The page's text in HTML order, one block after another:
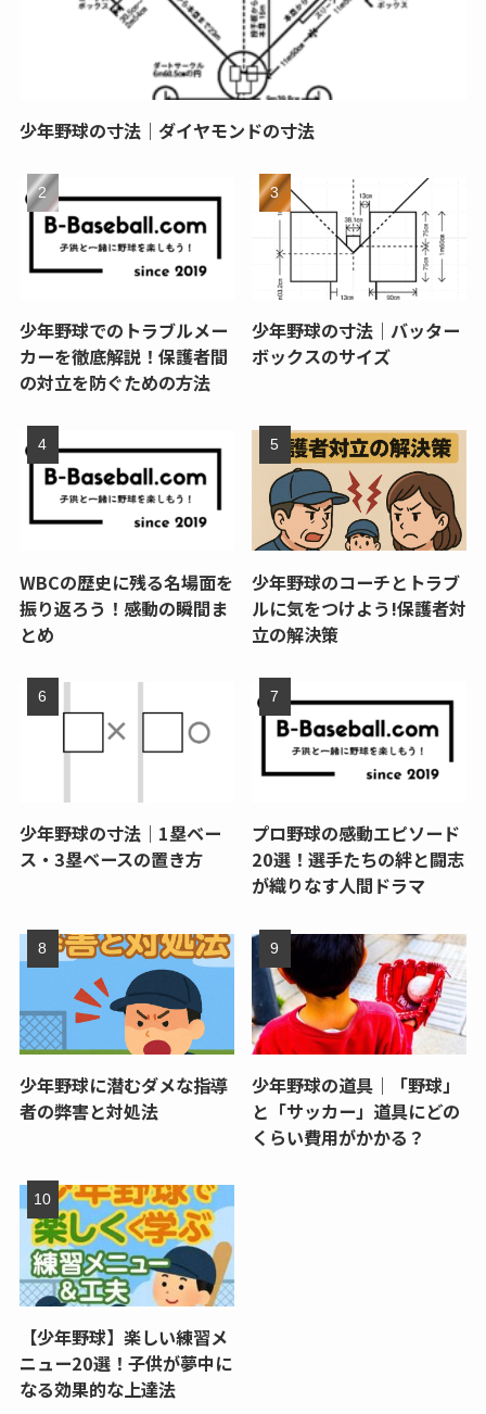
少年野球の寸法｜ダイヤモンドの寸法
少年野球でのトラブルメー
カーを徹底解説！保護者間
の対立を防ぐための方法
少年野球の寸法｜バッター
ボックスのサイズ
WBCの歴史に残る名場面を
振り返ろう！感動の瞬間ま
とめ
少年野球のコーチとトラブ
ルに気をつけよう!保護者対
立の解決策
少年野球の寸法｜1塁ベー
ス・3塁ベースの置き方
プロ野球の感動エピソード
20選！選手たちの絆と闘志
が織りなす人間ドラマ
少年野球に潜むダメな指導
者の弊害と対処法
少年野球の道具｜「野球」
と「サッカー」道具にどの
くらい費用がかかる？
【少年野球】楽しい練習メ
ニュー20選！子供が夢中に
なる効果的な上達法